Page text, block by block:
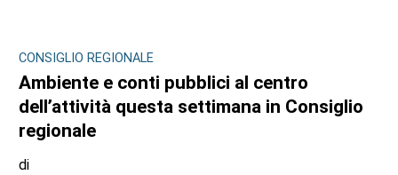
CONSIGLIO REGIONALE
Ambiente e conti pubblici al centro
dell’attività questa settimana in Consiglio
regionale
di